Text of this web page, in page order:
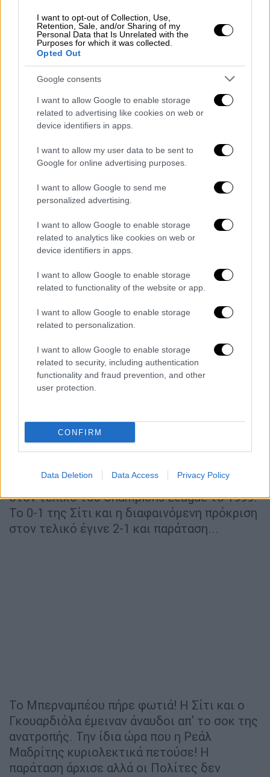
I want to opt-out of Collection, Use,
Retention, Sale, and/or Sharing of my
Personal Data that Is Unrelated with the
Purposes for which it was collected.
Opted Out
Google consents
I want to allow Google to enable storage
related to advertising like cookies on web or
device identifiers in apps.
I want to allow my user data to be sent to
Google for online advertising purposes.
I want to allow Google to send me
personalized advertising.
I want to allow Google to enable storage
related to analytics like cookies on web or
device identifiers in apps.
I want to allow Google to enable storage
related to functionality of the website or app.
I want to allow Google to enable storage
related to personalization.
I want to allow Google to enable storage
related to security, including authentication
functionality and fraud prevention, and other
user protection.
CONFIRM
Data Deletion Data Access Privacy Policy
ποδοσφαιριστές που φορούν την ολόλευκη
φανέλα. Με ένα επικό come back, οι
Μερένχες επέστρεψαν απ' τον... θάνατο. Με
τη συμπλήρωση του 90λεπτου (στο 89'20'' για
την ακρίβεια) ο Καμαβιγκά σημάδεψε τον
Μπενζεμά κι εκείνος έβγαλε τρομερή ασίστ
για τον Ροντρίγκο που από κοντά ισοφάρισε
(1-1). Το θαύμα των θαυμάτων μόλις είχε
αρχίσει να συντελείται...
Και μόλις ένα ενάμιση λεπτό αργότερα (στο
90'50'') η μυθική Ρεάλ Μαδρίτης, έκανε την
ολική ανατροπή. Ο Καρβαχάλ σέντραρε από
δεξιά, ο Ασένσιο που πήδηξε για την
κεφαλιά, βρήκε την μπάλα ελάχιστα
Ροντρίγκο που επίσης έκανε κίνηση με το
κεφάλι, σκοράροντας για δεύτερη φορά σε
μια ολική επαναφορά που μπορεί να
Μάντσεστερ Γιουνάιτεντ επί της Μπάγερν
στον τελικό του Champions League το 1999.
To 0-1 της Σίτι και η διαφαινόμενη πρόκριση
στον τελικό έγινε 2-1 και παράταση...
Το Μπερναμπέου πήρε φωτιά! Η Σίτι και ο
Γκουαρδιόλα έμειναν άναυδοι απ' το σοκ της
ανατροπής. Την ίδια ώρα που η Ρεάλ
Μαδρίτης κυριολεκτικά πετούσε! Η
παράταση άρχισε αλλά οι Πολίτες δεν